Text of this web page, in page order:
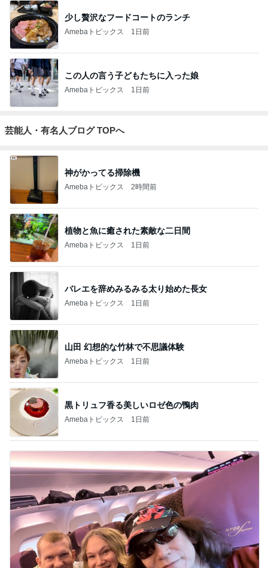
少し贅沢なフードコートのランチ
Amebaトピックス 1日前
この人の言う子どもたちに入った娘
Amebaトピックス 1日前
芸能人・有名人ブログ TOPへ
神がかってる掃除機
Amebaトピックス 2時間前
植物と魚に癒された素敵な二日間
Amebaトピックス 1日前
バレエを辞めみるみる太り始めた長女
Amebaトピックス 1日前
山田 幻想的な竹林で不思議体験
Amebaトピックス 1日前
黒トリュフ香る美しいロゼ色の鴨肉
Amebaトピックス 1日前